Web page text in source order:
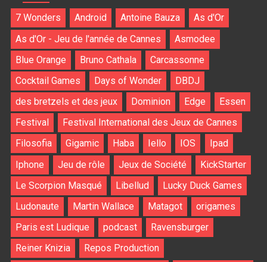
7 Wonders Android Antoine Bauza
As d'Or
As d'Or - Jeu de l'année de Cannes
Asmodee
Blue Orange
Bruno Cathala
Carcassonne
Cocktail Games
Days of Wonder
DBDJ
des bretzels et des jeux
Dominion Edge
Essen
Festival
Festival International des Jeux de Cannes
Filosofia
Gigamic Haba Iello IOS
Ipad
Iphone
Jeu de rôle Jeux de Société
KickStarter
Le Scorpion Masqué
Libellud
Lucky Duck Games
Ludonaute
Martin Wallace Matagot
origames
Paris est Ludique
podcast
Ravensburger
Reiner Knizia
Repos Production